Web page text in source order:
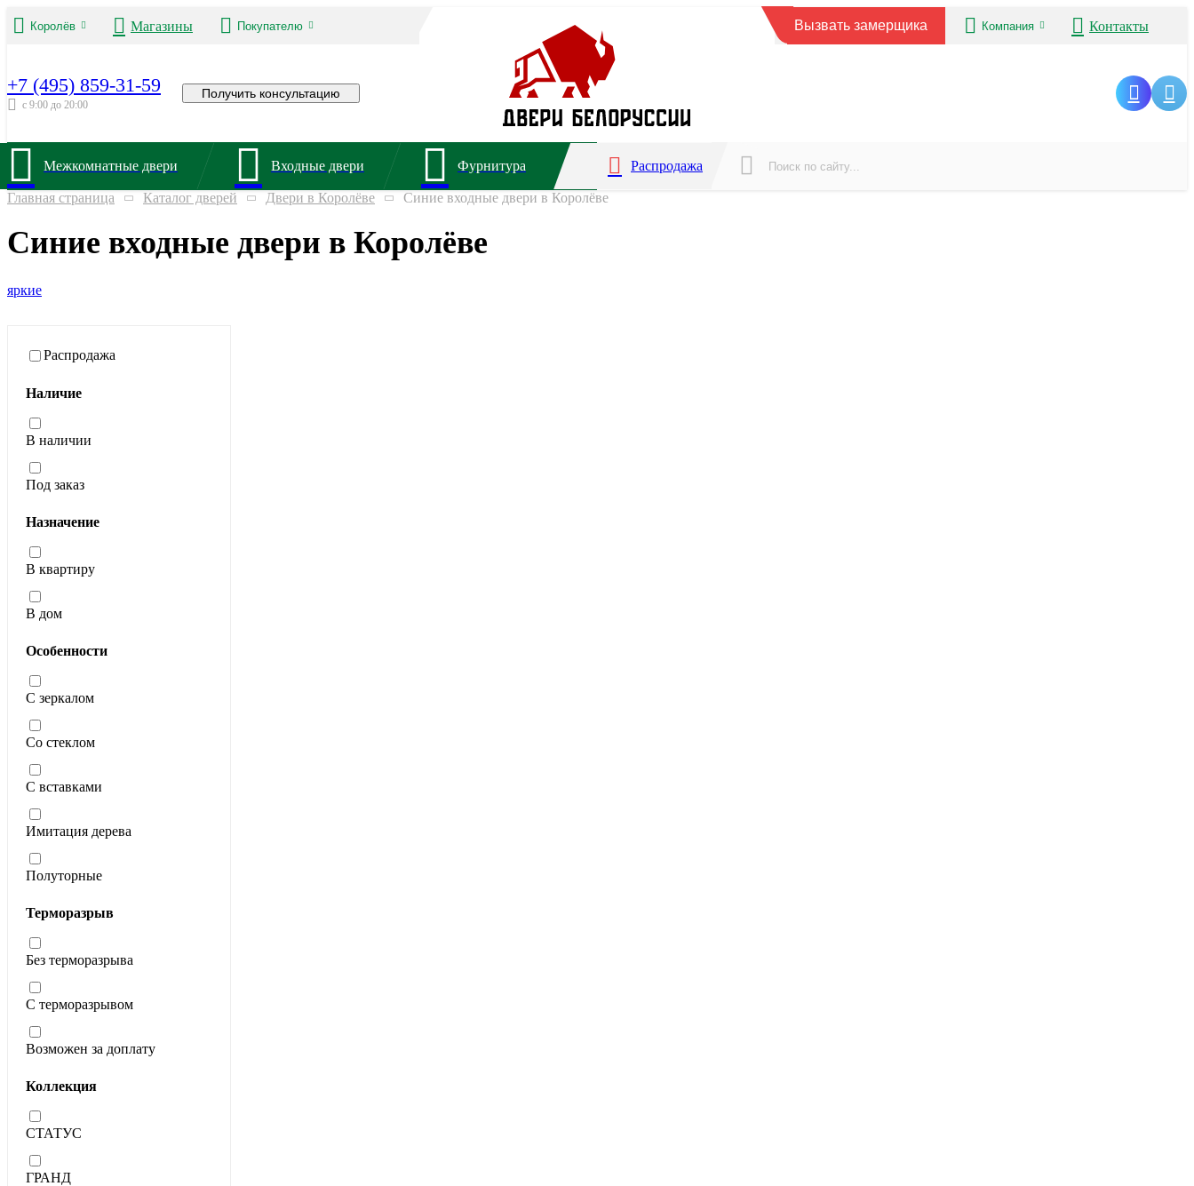
Королёв Магазины Покупателю Вызвать замерщика Компания Контакты
+7 (495) 859-31-59
с 9:00 до 20:00
Получить консультацию
Межкомнатные двери Входные двери Фурнитура Распродажа
Главная страница Каталог дверей Двери в Королёве Синие входные двери в Королёве
Синие входные двери в Королёве
яркие
Распродажа
Наличие
В наличии
Под заказ
Назначение
В квартиру
В дом
Особенности
С зеркалом
Со стеклом
С вставками
Имитация дерева
Полуторные
Терморазрыв
Без терморазрыва
С терморазрывом
Возможен за доплату
Коллекция
СТАТУС
ГРАНД